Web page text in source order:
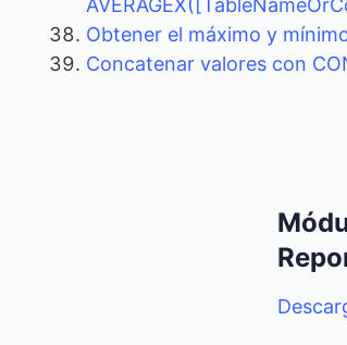
Obtener el máximo y
Concatenar valores con